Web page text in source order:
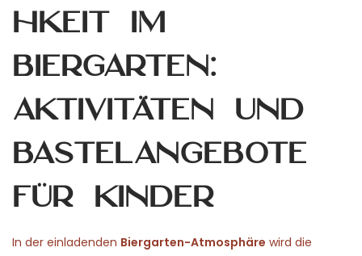
hkeit im
Biergarten:
Aktivitäten und
Bastelangebote
für Kinder
In der einladenden Biergarten-Atmosphäre wird die